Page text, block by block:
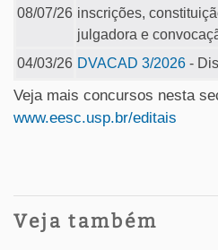
08/07/26 inscrições,
julgadora e
04/03/26 DVACAD 3/2026 -
Veja mais concursos nesta
www.eesc.usp.br/editais
Veja também